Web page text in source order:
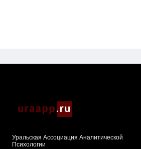
Уральская Ассоциация Аналитической
Психологии